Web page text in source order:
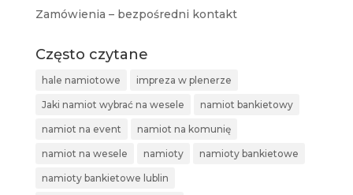
Zamówienia – bezpośredni kontakt
Często czytane
hale namiotowe impreza w plenerze
Jaki namiot wybrać na wesele namiot bankietowy
namiot na event namiot na komunię
namiot na wesele namioty namioty bankietowe
namioty bankietowe lublin